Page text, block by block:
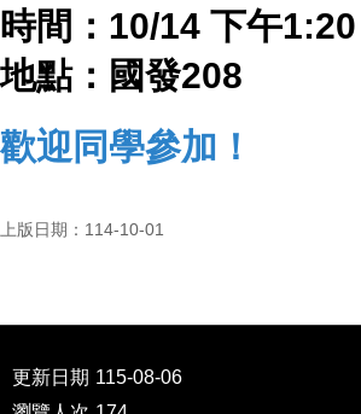
班
碩
士
在
班
研
國
時間： 10/14 下午1:20
地點：國發208
歡迎同學參加！
上版日期：114-10-01
更新日期 115-08-06